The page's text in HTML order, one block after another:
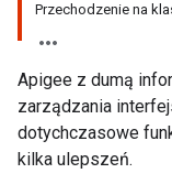
Przechodzenie na
Apigee z dumą
zarządzania
dotychczasowe
kilka ulepszeń.